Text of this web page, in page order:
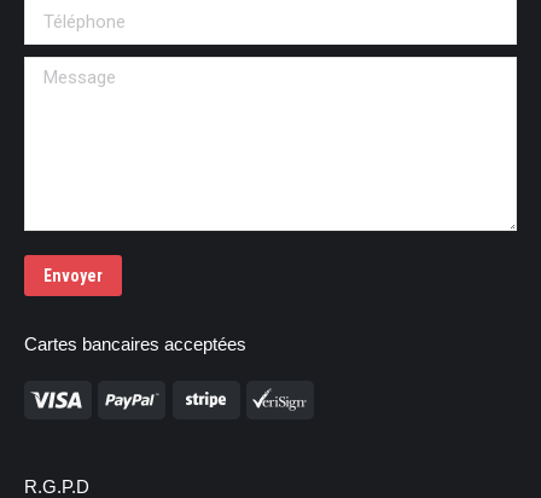
Téléphone
Message
Envoyer
Cartes bancaires acceptées
R.G.P.D